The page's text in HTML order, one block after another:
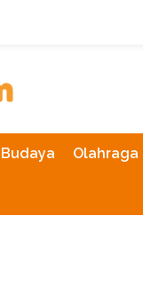
Budaya Olahraga